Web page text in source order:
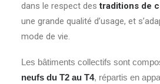
dans le respect destraditions de
une grande qualité d’usage, et
mode de vie.
Les bâtiments collectifs sont
neufs du T2 au T4, répartis en